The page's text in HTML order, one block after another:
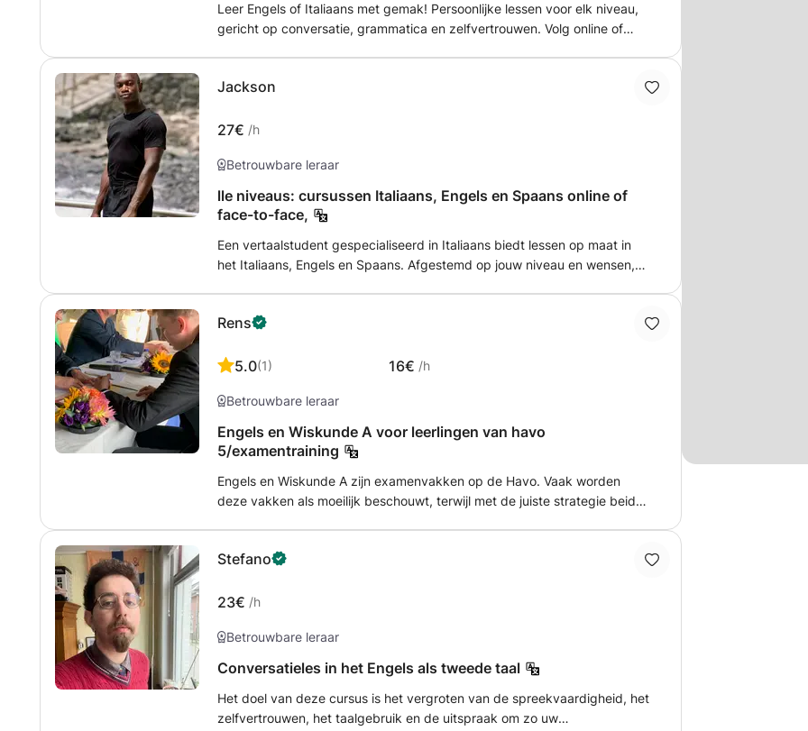
Leer Engels of Italiaans met gemak! Persoonlijke lessen voor elk niveau,
gericht op conversatie, grammatica en zelfvertrouwen. Volg online of
Jackson
27€ /h
Betrouwbare leraar
lle niveaus: cursussen Italiaans, Engels en Spaans online of
face-to-face,
Een vertaalstudent gespecialiseerd in Italiaans biedt lessen op maat in
het Italiaans, Engels en Spaans. Afgestemd op jouw niveau en wensen,
Engels en/of Spaans verbeteren om uw taalvaardigheid te verbeteren.
Rens
5.0(1) 16€ /h
Betrouwbare leraar
Engels en Wiskunde A voor leerlingen van havo
5/examentraining
Engels en Wiskunde A zijn examenvakken op de Havo. Vaak worden
deze vakken als moeilijk beschouwt, terwijl met de juiste strategie beiden
examens. Ik ben gemotiveerd om het beste uit alle leerlingen te halen en
5.5 te laten halen, maar een 7 of 8. Ik kan natuurlijk geen garanties
Stefano
23€ /h
Betrouwbare leraar
Conversatieles in het Engels als tweede taal
Het doel van deze cursus is het vergroten van de spreekvaardigheid, het
zelfvertrouwen, het taalgebruik en de uitspraak om zo uw